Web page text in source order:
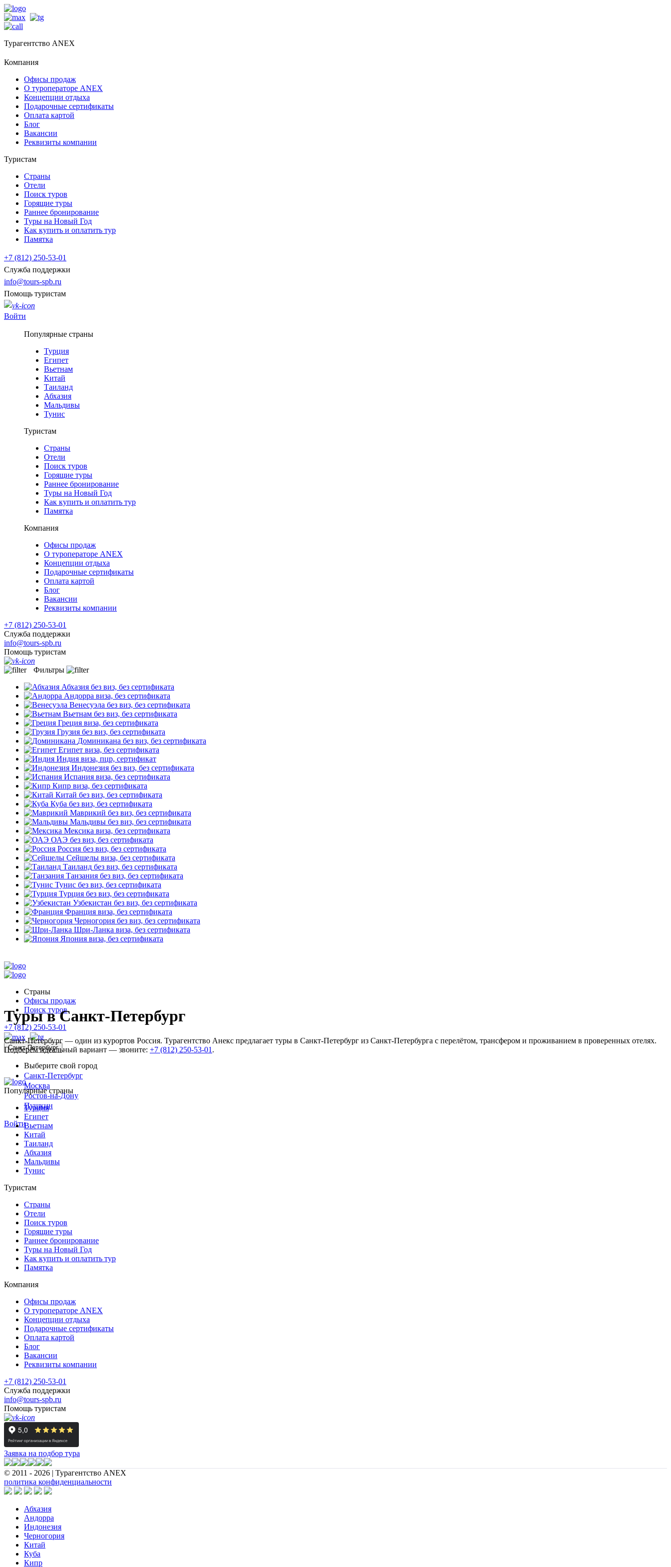
Турагентство ANEX
Компания
Офисы продаж
О туроператоре ANEX
Концепции отдыха
Подарочные сертификаты
Оплата картой
Блог
Вакансии
Реквизиты компании
Туристам
Страны
Отели
Поиск туров
Горящие туры
Раннее бронирование
Туры на Новый Год
Как купить и оплатить тур
Памятка
+7 (812) 250-53-01
Служба поддержки
info@tours-spb.ru
Помощь туристам
Войти
Популярные страны
Турция
Египет
Вьетнам
Китай
Таиланд
Абхазия
Мальдивы
Тунис
Туристам
Страны
Отели
Поиск туров
Горящие туры
Раннее бронирование
Туры на Новый Год
Как купить и оплатить тур
Памятка
Компания
Офисы продаж
О туроператоре ANEX
Концепции отдыха
Подарочные сертификаты
Оплата картой
Блог
Вакансии
Реквизиты компании
+7 (812) 250-53-01
Служба поддержки
info@tours-spb.ru
Помощь туристам
Фильтры
Абхазия без виз, без сертификата
Андорра виза, без сертификата
Венесуэла без виз, без сертификата
Вьетнам без виз, без сертификата
Греция виза, без сертификата
Грузия без виз, без сертификата
Доминикана без виз, без сертификата
Египет виза, без сертификата
Индия виза, пцр, сертификат
Индонезия без виз, без сертификата
Испания виза, без сертификата
Кипр виза, без сертификата
Китай без виз, без сертификата
Куба без виз, без сертификата
Маврикий без виз, без сертификата
Мальдивы без виз, без сертификата
Мексика виза, без сертификата
ОАЭ без виз, без сертификата
Россия без виз, без сертификата
Сейшелы виза, без сертификата
Таиланд без виз, без сертификата
Танзания без виз, без сертификата
Тунис без виз, без сертификата
Турция без виз, без сертификата
Узбекистан без виз, без сертификата
Франция виза, без сертификата
Черногория без виз, без сертификата
Шри-Ланка виза, без сертификата
Япония виза, без сертификата
Страны
Офисы продаж
Поиск туров
+7 (812) 250-53-01
Санкт-Петербург
Выберите свой город
Санкт-Петербург
Москва
Ростов-на-Дону
Пушкин
Войти
Туры в Санкт-Петербург
Санкт-Петербург — один из курортов Россия. Турагентство Анекс предлагает туры в Санкт-Петербург из Санкт-Петербурга с перелётом, трансфером и проживанием в проверенных отелях.
Подберём идеальный вариант — звоните: +7 (812) 250-53-01 .
Популярные страны
Турция
Египет
Вьетнам
Китай
Таиланд
Абхазия
Мальдивы
Тунис
Туристам
Страны
Отели
Поиск туров
Горящие туры
Раннее бронирование
Туры на Новый Год
Как купить и оплатить тур
Памятка
Компания
Офисы продаж
О туроператоре ANEX
Концепции отдыха
Подарочные сертификаты
Оплата картой
Блог
Вакансии
Реквизиты компании
+7 (812) 250-53-01
Служба поддержки
info@tours-spb.ru
Помощь туристам
Заявка на подбор тура
© 2011 - 2026 | Турагентство ANEX
политика конфиденциальности
Абхазия
Андорра
Индонезия
Черногория
Китай
Куба
Кипр